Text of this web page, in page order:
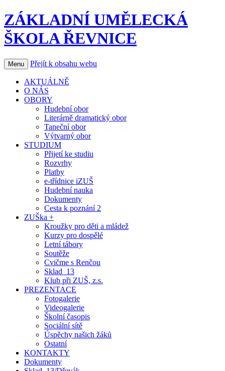
ZÁKLADNÍ UMĚLECKÁ
ŠKOLA ŘEVNICE
Menu Přejít k obsahu webu
AKTUÁLNĚ
O NÁS
OBORY
Hudební obor
Literárně dramatický obor
Taneční obor
Výtvarný obor
STUDIUM
Přijetí ke studiu
Rozvrhy
Platby
e-třídnice iZUŠ
Hudební nauka
Dokumenty
Cesta k poznání 2
ZUŠka +
Kroužky pro děti a mládež
Kurzy pro dospělé
Letní tábory
Soutěže
Cvičme s Renčou
Sklad_13
Klub při ZUŠ, z.s.
PREZENTACE
Fotogalerie
Videogalerie
Školní časopis
Sociální sítě
Úspěchy našich žáků
Ostatní
KONTAKTY
Dokumenty